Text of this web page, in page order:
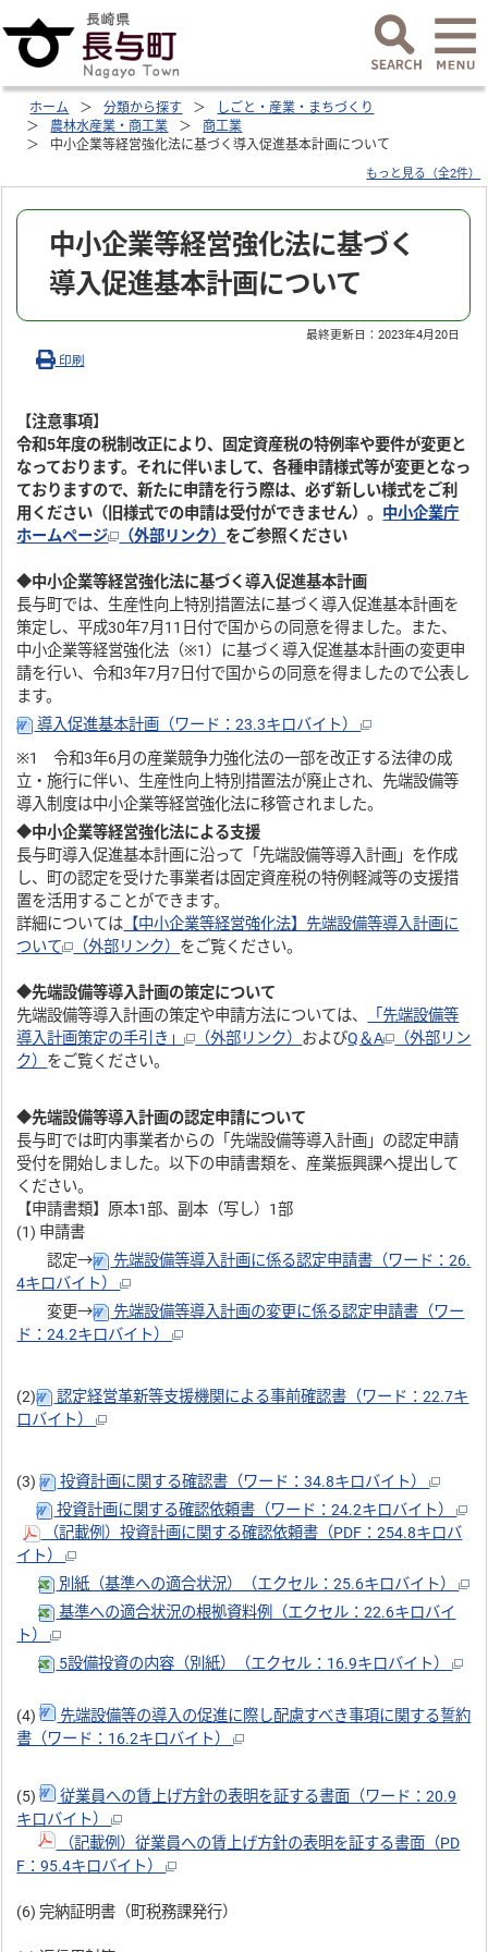
ホーム 分類から探す
しごと・産業・まちづくり
農林水産業・商工業
商工業
中小企業等経営強化法に基づく導入促進基本計画について
もっと見る（全2件）
中小企業等経営強化法に基づく
導入促進基本計画について
最終更新日：2023年4月20日
印刷
【注意事項】
令和5年度の税制改正により、固定資産税の特例率や要件が変更と
なっております。それに伴いまして、各種申請様式等が変更となっ
ておりますので、新たに申請を行う際は、必ず新しい様式をご利
用ください（旧様式での申請は受付ができません）。 中小企業庁
ホームページ
（外部リンク） をご参照ください
◆中小企業等経営強化法に基づく導入促進基本計画
長与町では、生産性向上特別措置法に基づく導入促進基本計画を
策定し、平成30年7月11日付で国からの同意を得ました。また、
中小企業等経営強化法（※1）に基づく導入促進基本計画の変更申
請を行い、令和3年7月7日付で国からの同意を得ましたので公表し
ます。
導入促進基本計画（ワード：23.3キロバイト）
※1 令和3年6月の産業競争力強化法の一部を改正する法律の成
立・施行に伴い、生産性向上特別措置法が廃止され、先端設備等
導入制度は中小企業等経営強化法に移管されました。
◆中小企業等経営強化法による支援
長与町導入促進基本計画に沿って「先端設備等導入計画」を作成
し、町の認定を受けた事業者は固定資産税の特例軽減等の支援措
置を活用することができます。
詳細については 【中小企業等経営強化法】先端設備等導入計画に
ついて
（外部リンク） をご覧ください。
◆先端設備等導入計画の策定について
先端設備等導入計画の策定や申請方法については、
「先端設備等
導入計画策定の手引き」
（外部リンク） およびQ＆A
（外部リン
ク） をご覧ください。
◆先端設備等導入計画の認定申請について
長与町では町内事業者からの「先端設備等導入計画」の認定申請
受付を開始しました。以下の申請書類を、産業振興課へ提出して
ください。
【申請書類】原本1部、副本（写し）1部
(1) 申請書
認定→
先端設備等導入計画に係る認定申請書（ワード：26.
4キロバイト）
変更→
先端設備等導入計画の変更に係る認定申請書（ワー
ド：24.2キロバイト）
(2)
認定経営革新等支援機関による事前確認書（ワード：22.7キ
ロバイト）
(3)
投資計画に関する確認書（ワード：34.8キロバイト）
投資計画に関する確認依頼書（ワード：24.2キロバイト）
（記載例）投資計画に関する確認依頼書（PDF：254.8キロバ
イト）
別紙（基準への適合状況）（エクセル：25.6キロバイト）
基準への適合状況の根拠資料例（エクセル：22.6キロバイ
ト）
5設備投資の内容（別紙）（エクセル：16.9キロバイト）
(4)
先端設備等の導入の促進に際し配慮すべき事項に関する誓約
書（ワード：16.2キロバイト）
(5)
従業員への賃上げ方針の表明を証する書面（ワード：20.9
キロバイト）
（記載例）従業員への賃上げ方針の表明を証する書面（PD
F：95.4キロバイト）
(6) 完納証明書（町税務課発行）